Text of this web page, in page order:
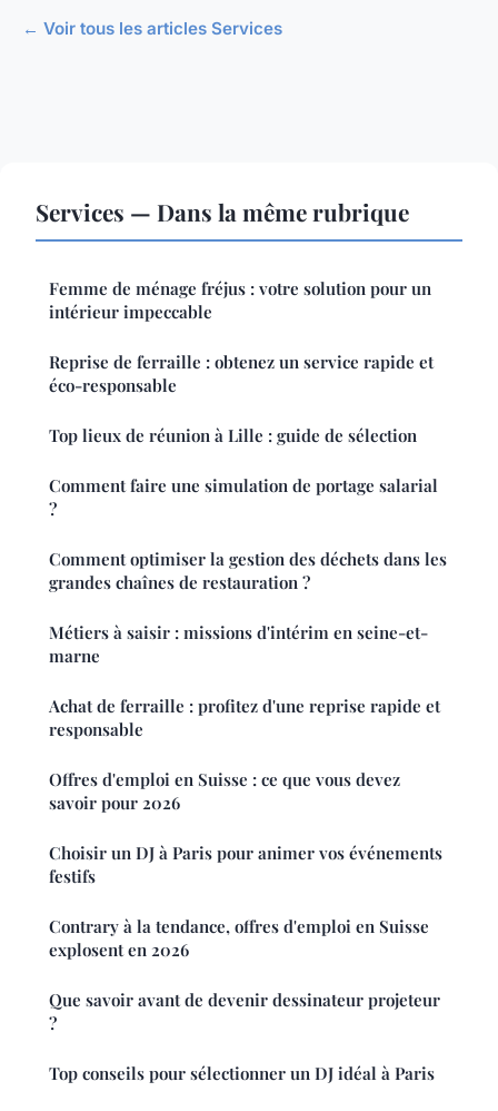
← Voir tous les articles Services
Services — Dans la même rubrique
Femme de ménage fréjus : votre solution pour un
intérieur impeccable
Reprise de ferraille : obtenez un service rapide et
éco-responsable
Top lieux de réunion à Lille : guide de sélection
Comment faire une simulation de portage salarial
?
Comment optimiser la gestion des déchets dans les
grandes chaînes de restauration ?
Métiers à saisir : missions d'intérim en seine-et-
marne
Achat de ferraille : profitez d'une reprise rapide et
responsable
Offres d'emploi en Suisse : ce que vous devez
savoir pour 2026
Choisir un DJ à Paris pour animer vos événements
festifs
Contrary à la tendance, offres d'emploi en Suisse
explosent en 2026
Que savoir avant de devenir dessinateur projeteur
?
Top conseils pour sélectionner un DJ idéal à Paris